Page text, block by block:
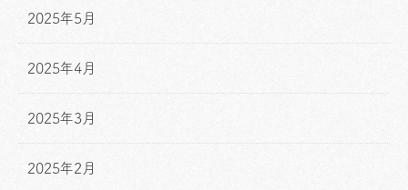
2025年5月
2025年4月
2025年3月
2025年2月